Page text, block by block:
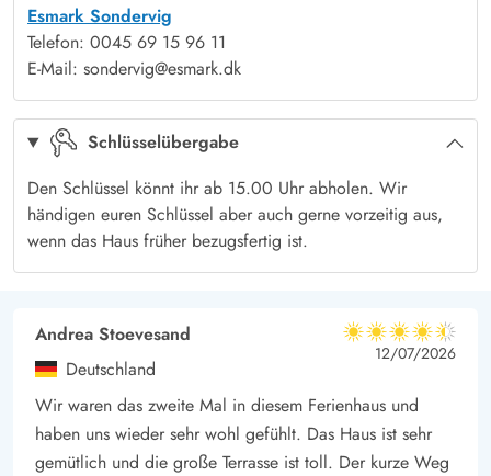
ihr eure Zehen im Sand habt. Ihr könnt Sandburgen bauen,
schwimmen und lange Spaziergänge am Wasser unternehmen.
Supermärkte, Fachgeschäfte und diverse Restaurants findet.
Esmark Sondervig
Telefon: 0045 69 15 96 11
E-Mail: sondervig@esmark.dk
Schlüsselübergabe
Den Schlüssel könnt ihr ab 15.00 Uhr abholen. Wir
händigen euren Schlüssel aber auch gerne vorzeitig aus,
wenn das Haus früher bezugsfertig ist.
Andrea Stoevesand
Deutschland
4.5 von 5
4.5 von 5
4.5 out of 5
12/07/2026
Wir waren das zweite Mal in diesem Ferienhaus und
haben uns wieder sehr wohl gefühlt. Das Haus ist sehr
gemütlich und die große Terrasse ist toll. Der kurze Weg